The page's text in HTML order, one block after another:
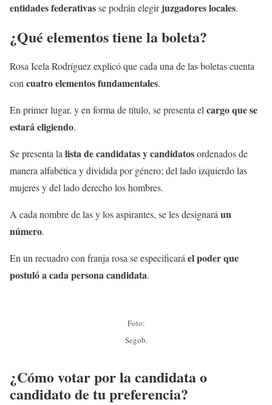
entidades federativasse podrán elegirjuzgadores locales.
¿Qué elementos tiene la boleta?
Rosa Icela Rodríguez explicó que cada una de las boletas cuenta
con cuatro elementos fundamentales.
En primer lugar, y en forma de título, se presenta el cargo que se
estará eligiendo.
Se presenta la lista de candidatas y candidatosordenados de
manera alfabética y dividida por género; del lado izquierdo las
mujeres y del lado derecho los hombres.
A cada nombre de las y los aspirantes, se les designará un
número.
En un recuadro con franja rosa se especificará el poder que
postuló a cada persona candidata.
Foto:
Segob.
¿Cómo votar por la candidata o
candidato de tu preferencia?